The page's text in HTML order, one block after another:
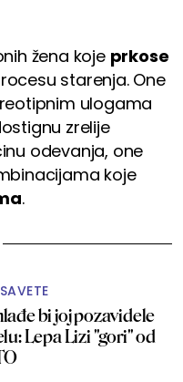
žena koje prkose
starenja. One
ulogama
zrelije
odevanja, one
koje
.
bi joj pozavidele
Lepa Lizi "gori" od